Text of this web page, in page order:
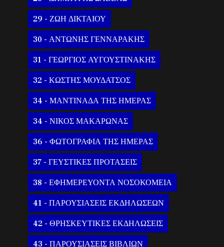
29 - ΖΩΗ ΔΙΚΤΑΙΟΥ
30 - ΑΝΤΩΝΗΣ ΓΕΝΝΑΡΑΚΗΣ
31 - ΓΕΩΡΓΙΟΣ ΑΥΓΟΥΣΤΙΝΑΚΗΣ
32 - ΚΩΣΤΗΣ ΜΟΥΔΑΤΣΟΣ
34 - ΜΑΝΤΙΝΑΔΑ ΤΗΣ ΗΜΕΡΑΣ
34 - ΝΙΚΟΣ ΜΑΚΑΡΩΝΑΣ
36 - ΦΩΤΟΓΡΑΦΙΑ ΤΗΣ ΗΜΕΡΑΣ
37 - ΓΕΥΣΤΙΚΕΣ ΠΡΟΤΑΣΕΙΣ
38 - ΕΦΗΜΕΡΕΥΟΝΤΑ ΝΟΣΟΚΟΜΕΙΑ
41 - ΠΑΡΟΥΣΙΑΣΕΙΣ ΕΚΔΗΛΩΣΕΩΝ
42 - ΘΡΗΣΚΕΥΤΙΚΕΣ ΕΚΔΗΛΩΣΕΙΣ
43 - ΠΑΡΟΥΣΙΑΣΕΙΣ ΒΙΒΛΙΩΝ